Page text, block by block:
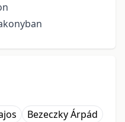
Bezeczky Árpád